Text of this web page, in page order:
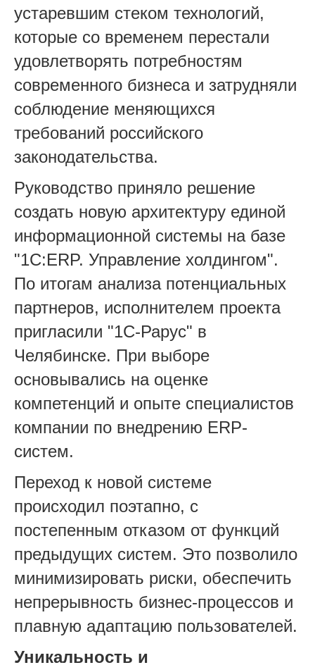
устаревшим стеком технологий,
которые со временем перестали
удовлетворять потребностям
современного бизнеса и затрудняли
соблюдение меняющихся
требований российского
законодательства.
Руководство приняло решение
создать новую архитектуру единой
информационной системы на базе
"1С:ERP. Управление холдингом".
По итогам анализа потенциальных
партнеров, исполнителем проекта
пригласили "1С-Рарус" в
Челябинске. При выборе
основывались на оценке
компетенций и опыте специалистов
компании по внедрению ERP-
систем.
Переход к новой системе
происходил поэтапно, с
постепенным отказом от функций
предыдущих систем. Это позволило
минимизировать риски, обеспечить
непрерывность бизнес-процессов и
плавную адаптацию пользователей.
Уникальность и